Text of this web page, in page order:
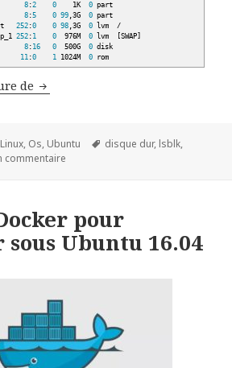
8 :2 0 1K0 part
8 :5 0 99 ,3G0 part
252 :0 0 98 ,3G0 lvm/
252 : 1 0 976M0 lvm [SWAP]
8 : 16 0 500G0 disk
11 :0 1 1024M0 rom
de Monter Disque dur au
Catégories
Linux, Os, Ubuntu
Mots-
disque dur, lsblk,
commentaire
pour
Ubuntu 16.04